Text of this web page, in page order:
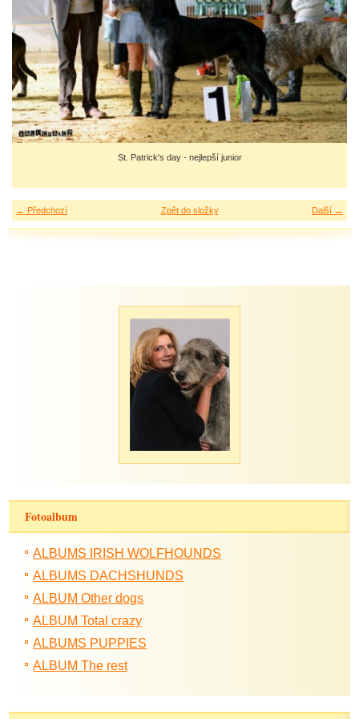
St. Patrick's day - nejlepší junior
← Předchozí Další →
Zpět do složky
Fotoalbum
ALBUMS IRISH WOLFHOUNDS
ALBUMS DACHSHUNDS
ALBUM Other dogs
ALBUM Total crazy
ALBUMS PUPPIES
ALBUM The rest